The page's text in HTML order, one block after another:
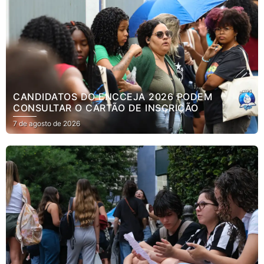
CANDIDATOS DO ENCCEJA 2026 PODEM
CONSULTAR O CARTÃO DE INSCRIÇÃO
7 de agosto de 2026